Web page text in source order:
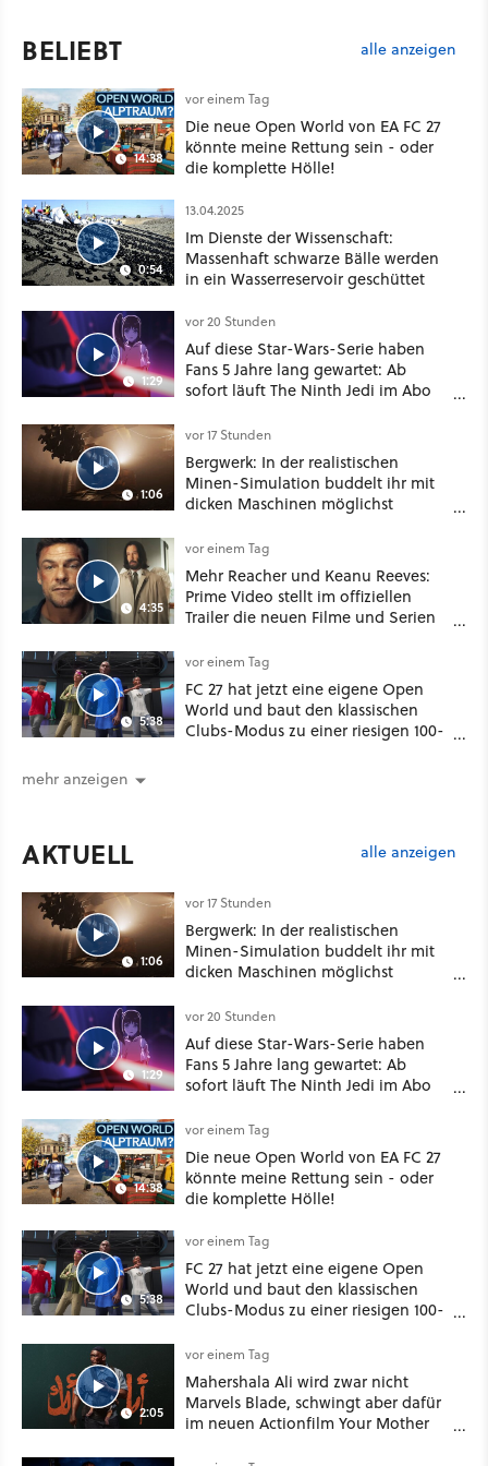
BELIEBT alle anzeigen
14:38
vor einem Tag
Die neue Open World von EA FC 27
könnte meine Rettung sein - oder
die komplette Hölle!
0:54
13.04.2025
Im Dienste der Wissenschaft:
Massenhaft schwarze Bälle werden
in ein Wasserreservoir geschüttet
1:29
vor 20 Stunden
Auf diese Star-Wars-Serie haben
Fans 5 Jahre lang gewartet: Ab
sofort läuft The Ninth Jedi im Abo
1:06
vor 17 Stunden
Bergwerk: In der realistischen
Minen-Simulation buddelt ihr mit
dicken Maschinen möglichst
4:35
vor einem Tag
Mehr Reacher und Keanu Reeves:
Prime Video stellt im offiziellen
Trailer die neuen Filme und Serien
5:38
vor einem Tag
FC 27 hat jetzt eine eigene Open
World und baut den klassischen
Clubs-Modus zu einer riesigen 100-
mehr anzeigen
AKTUELL alle anzeigen
1:06
vor 17 Stunden
Bergwerk: In der realistischen
Minen-Simulation buddelt ihr mit
dicken Maschinen möglichst
1:29
vor 20 Stunden
Auf diese Star-Wars-Serie haben
Fans 5 Jahre lang gewartet: Ab
sofort läuft The Ninth Jedi im Abo
14:38
vor einem Tag
Die neue Open World von EA FC 27
könnte meine Rettung sein - oder
die komplette Hölle!
5:38
vor einem Tag
FC 27 hat jetzt eine eigene Open
World und baut den klassischen
Clubs-Modus zu einer riesigen 100-
2:05
vor einem Tag
Mahershala Ali wird zwar nicht
Marvels Blade, schwingt aber dafür
im neuen Actionfilm Your Mother